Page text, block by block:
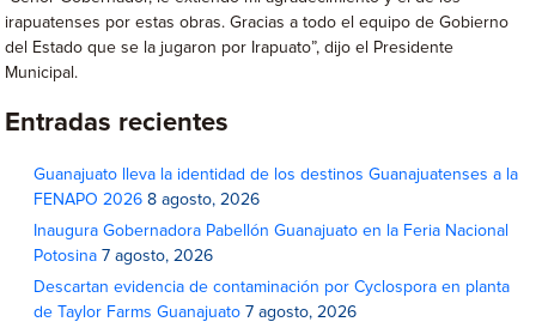
irapuatenses por estas obras. Gracias a todo el equipo de Gobierno
del Estado que se la jugaron por Irapuato”, dijo el Presidente
Municipal.
Entradas recientes
Guanajuato lleva la identidad de los destinos Guanajuatenses a la
FENAPO 2026 8 agosto, 2026
Inaugura Gobernadora Pabellón Guanajuato en la Feria Nacional
Potosina 7 agosto, 2026
Descartan evidencia de contaminación por Cyclospora en planta
de Taylor Farms Guanajuato 7 agosto, 2026